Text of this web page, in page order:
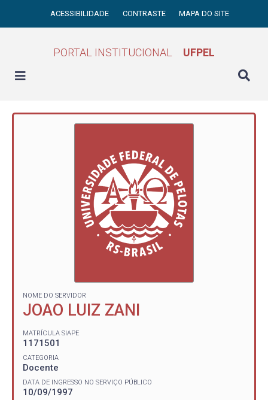
ACESSIBILIDADE CONTRASTE MAPA DO SITE
PORTAL INSTITUCIONAL UFPEL
NOME DO SERVIDOR
JOAO LUIZ ZANI
MATRÍCULA SIAPE
1171501
CATEGORIA
Docente
DATA DE INGRESSO NO SERVIÇO PÚBLICO
10/09/1997